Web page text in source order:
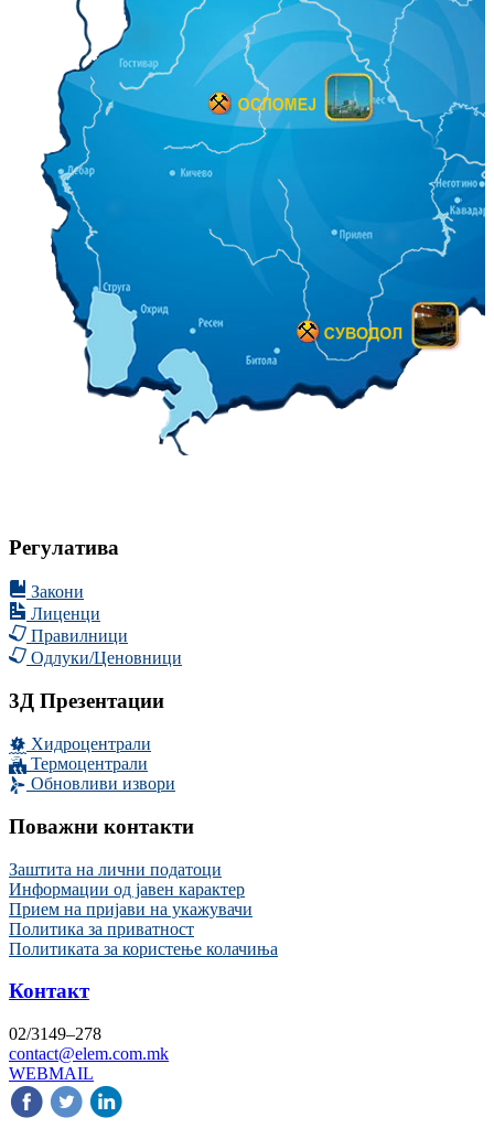
Регулатива
Закони
Лиценци
Правилници
Одлуки/Ценовници
3Д Презентации
Хидроцентрали
Термоцентрали
Обновливи извори
Поважни контакти
Заштита на лични податоци
Информации од јавен карактер
Прием на пријави на укажувачи
Политика за приватност
Политиката за користење колачиња
Контакт
02/3149–278
contact@elem.com.mk
WEBMAIL